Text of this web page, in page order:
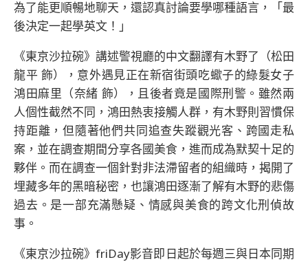
為了能更順暢地聊天，還認真討論要學哪種語言，「最
後決定一起學英文！」
《東京沙拉碗》講述警視廳的中文翻譯有木野了（松田
龍平 飾），意外遇見正在新宿街頭吃蠍子的綠髮女子
鴻田麻里（奈緒 飾），且後者竟是國際刑警。雖然兩
人個性截然不同，鴻田熱衷接觸人群，有木野則習慣保
持距離，但隨著他們共同追查失蹤觀光客、跨國走私
案，並在調查期間分享各國美食，進而成為默契十足的
夥伴。而在調查一個針對非法滯留者的組織時，揭開了
埋藏多年的黑暗秘密，也讓鴻田逐漸了解有木野的悲傷
過去。是一部充滿懸疑、情感與美食的跨文化刑偵故
事。
《東京沙拉碗》friDay影音即日起於每週三與日本同期